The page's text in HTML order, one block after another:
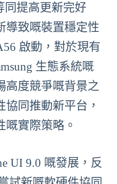
同提高更新完好
導致嘅裝置穩定性
啟動，對於現有
生態系統嘅
高度競爭嘅背景之
協同推動新平台，
實際策略。
UI 9.0 嘅發展，反